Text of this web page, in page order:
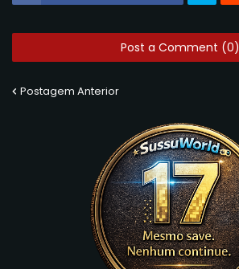
Post a Comment (0)
Postagem Anterior